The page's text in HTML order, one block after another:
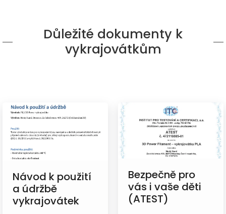
Důležité dokumenty k
vykrajovátkům
Návod k použití
a údržbě
vykrajovátek
Bezpečně pro
vás i vaše děti
(ATEST)